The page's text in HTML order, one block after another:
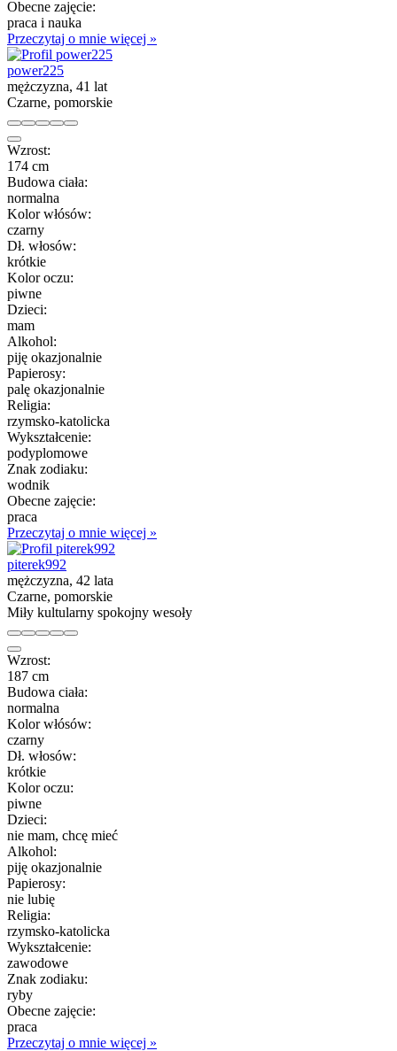
Obecne zajęcie:
praca i nauka
Przeczytaj o mnie więcej »
power225
mężczyzna, 41 lat
Czarne, pomorskie
Wzrost:
174 cm
Budowa ciała:
normalna
Kolor włósów:
czarny
Dł. włosów:
krótkie
Kolor oczu:
piwne
Dzieci:
mam
Alkohol:
piję okazjonalnie
Papierosy:
palę okazjonalnie
Religia:
rzymsko-katolicka
Wykształcenie:
podyplomowe
Znak zodiaku:
wodnik
Obecne zajęcie:
praca
Przeczytaj o mnie więcej »
piterek992
mężczyzna, 42 lata
Czarne, pomorskie
Miły kultularny spokojny wesoły
Wzrost:
187 cm
Budowa ciała:
normalna
Kolor włósów:
czarny
Dł. włosów:
krótkie
Kolor oczu:
piwne
Dzieci:
nie mam, chcę mieć
Alkohol:
piję okazjonalnie
Papierosy:
nie lubię
Religia:
rzymsko-katolicka
Wykształcenie:
zawodowe
Znak zodiaku:
ryby
Obecne zajęcie:
praca
Przeczytaj o mnie więcej »